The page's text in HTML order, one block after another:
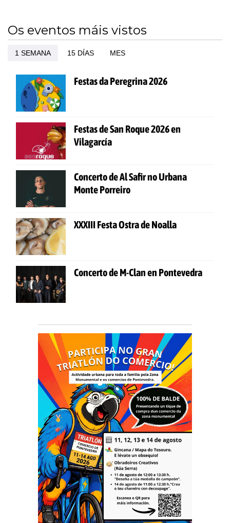
Os eventos máis vistos
1 SEMANA 15 DÍAS MES
Festas da Peregrina 2026
Festas de San Roque 2026 en
Vilagarcía
Concerto de Al Safir no Urbana
Monte Porreiro
XXXIII Festa Ostra de Noalla
Concerto de M-Clan en Pontevedra